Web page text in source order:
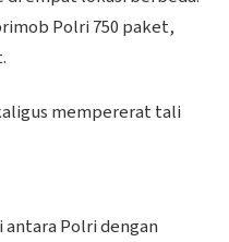
Polri 750 paket,
mempererat tali
Polri dengan